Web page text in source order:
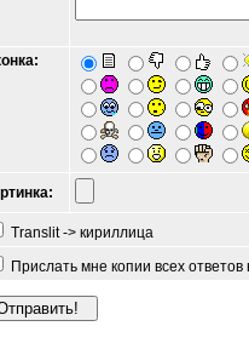
Translit -> кириллица
Прислать мне копии всех